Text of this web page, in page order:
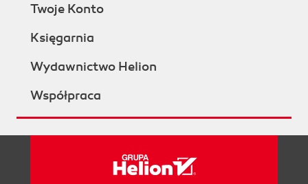
Twoje Konto
Księgarnia
Wydawnictwo Helion
Współpraca